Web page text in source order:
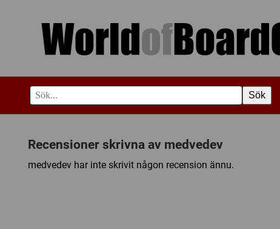
Sök
Recensioner skrivna av medvedev
medvedev har inte skrivit någon recension ännu.